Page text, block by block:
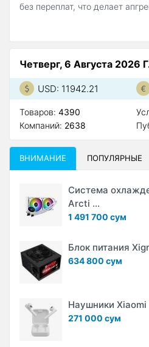
без переплат, что делает
Четверг, 6 Августа 2026
USD: 11942.21
Товаров: 4390
Компаний: 2638
ВНИМАНИЕ ПОПУЛЯРНЫЕ
Система
Arcti ...
1 491 700 сум
Блок питания
634 800 сум
Наушники Xiaomi
271 000 сум